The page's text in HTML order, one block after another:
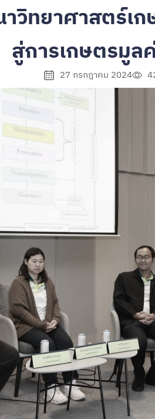
ทยาศาสตร์เก
สู่การเกษตรมูล
27 กรกฎาคม 2024